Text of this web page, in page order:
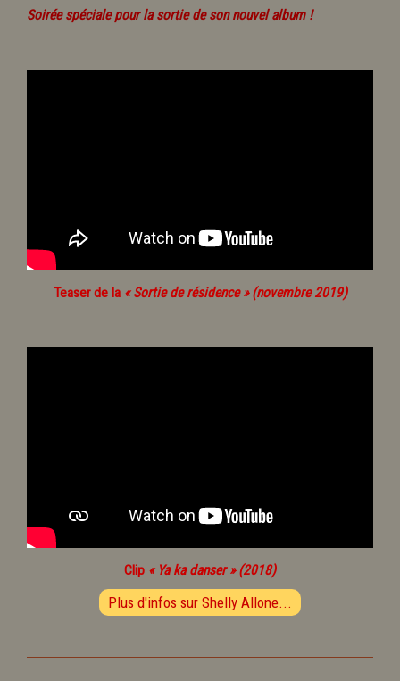
Soirée spéciale pour la sortie de son nouvel album !
Teaser de la « Sortie de résidence » (novembre 2019)
Clip « Ya ka danser » (2018)
Plus d'infos sur Shelly Allone...